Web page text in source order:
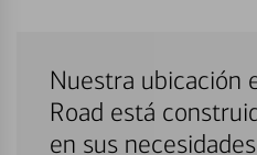
Nuestra ubicación
Road está
en sus necesidades